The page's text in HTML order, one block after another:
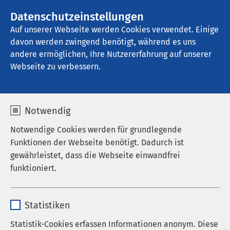
Datenschutzeinstellungen
Auf unserer Webseite werden Cookies verwendet. Einige
davon werden zwingend benötigt, während es uns
andere ermöglichen, Ihre Nutzererfahrung auf unserer
Webseite zu verbessern.
Notwendig
Notwendige Cookies werden für grundlegende
Funktionen der Webseite benötigt. Dadurch ist
gewährleistet, dass die Webseite einwandfrei
funktioniert.
Anbieter sgalinski
Statistiken
Statistik-Cookies erfassen Informationen anonym. Diese
AMEOS Klinikum Oldenburg -
Psychiatrische Tagesklinik
Datenschutz
Hinweise zum Datenschutz
der AMEOS Gruppe